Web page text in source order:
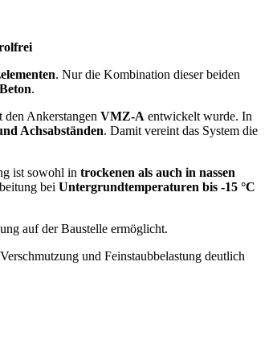
. Nur die Kombination dieser beiden
.
Ankerstangen VMZ-A entwickelt wurde. In
Achsabständen. Damit vereint das System die
ist sowohl in trockenen als auch in nassen
bei Untergrundtemperaturen bis -15 °C
auf der Baustelle ermöglicht.
und Feinstaubbelastung deutlich